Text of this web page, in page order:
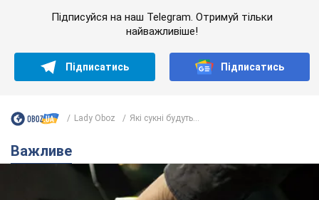
Підписуйся на наш Telegram. Отримуй тільки
найважливіше!
Підписатись Підписатись
Lady Oboz Які сукні будуть...
Важливе